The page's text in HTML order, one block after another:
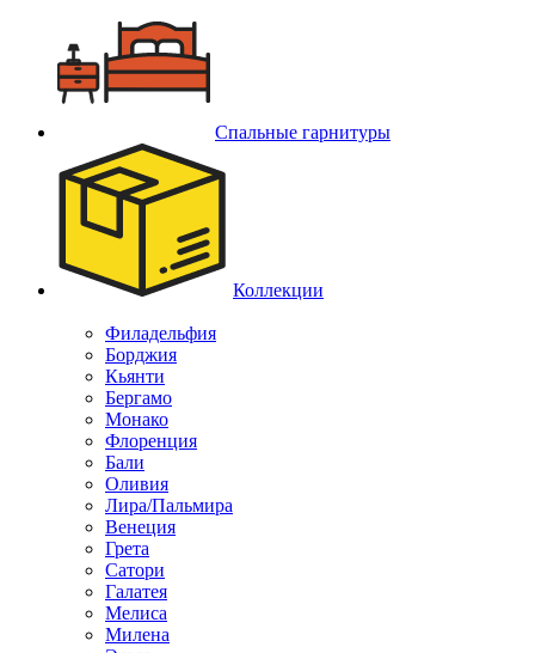
Спальные гарнитуры
Коллекции
Филадельфия
Борджия
Кьянти
Бергамо
Монако
Флоренция
Бали
Оливия
Лира/Пальмира
Венеция
Грета
Сатори
Галатея
Мелиса
Милена